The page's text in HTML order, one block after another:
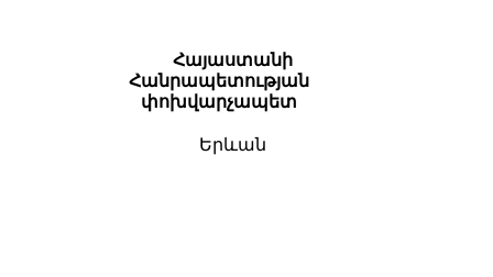
Հայաստանի
Հանրապետության
փոխվարչապետ
Երևան